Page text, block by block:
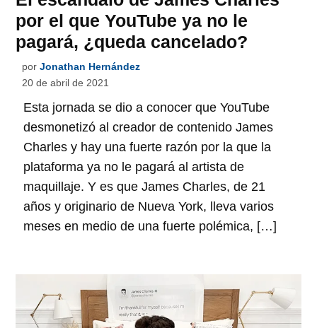
por el que YouTube ya no le
pagará, ¿queda cancelado?
por Jonathan Hernández
20 de abril de 2021
Esta jornada se dio a conocer que YouTube
desmonetizó al creador de contenido James
Charles y hay una fuerte razón por la que la
plataforma ya no le pagará al artista de
maquillaje. Y es que James Charles, de 21
años y originario de Nueva York, lleva varios
meses en medio de una fuerte polémica, […]